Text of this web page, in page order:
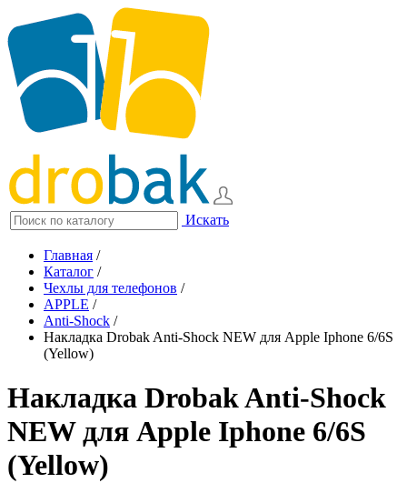
Искать
Главная /
Каталог /
Чехлы для телефонов /
APPLE /
Anti-Shock /
Накладка Drobak Anti-Shock NEW для Apple Iphone 6/6S
(Yellow)
Накладка Drobak Anti-Shock
NEW для Apple Iphone 6/6S
(Yellow)